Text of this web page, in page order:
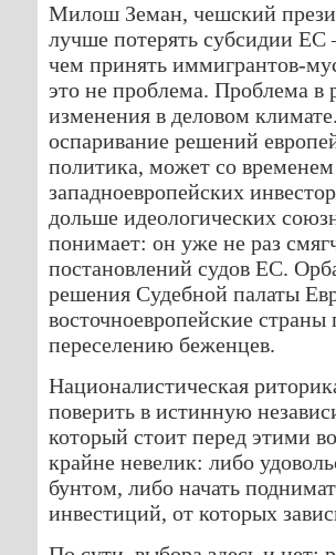
Милош Земан, чешский
лучше потерять субсидии
чем принять иммигрантов-
это не проблема. Проблема в
изменения в деловом
оспаривание решений
политика, может со
западноевропейских
дольше идеологических
понимает: он уже не раз
постановлений судов ЕС.
решения Судебной палаты
восточноевропейские
переселению беженцев.
Националистическая
поверить в истинную
который стоит перед этими
крайне невелик: либо
бунтом, либо начать
инвестиций, от которых